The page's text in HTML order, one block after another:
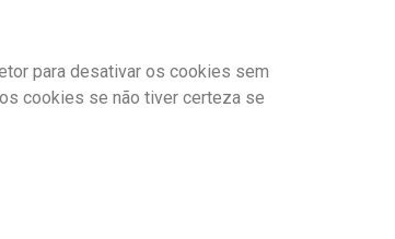
para desativar os cookies sem
cookies se não tiver certeza se